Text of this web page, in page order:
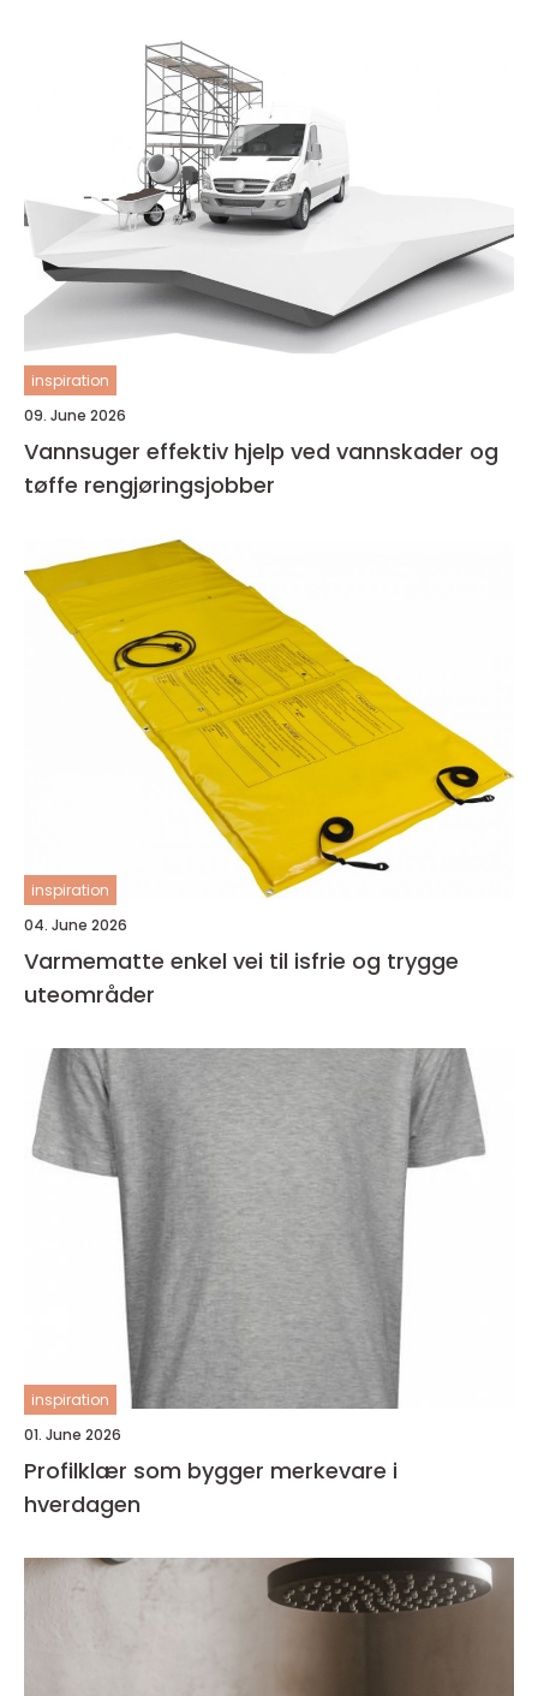
inspiration
09. June 2026
Vannsuger effektiv hjelp ved vannskader og
tøffe rengjøringsjobber
inspiration
04. June 2026
Varmematte enkel vei til isfrie og trygge
uteområder
inspiration
01. June 2026
Profilklær som bygger merkevare i
hverdagen